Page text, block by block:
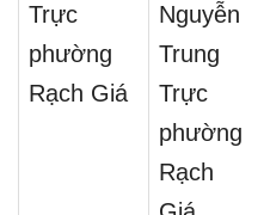
Trực
phường
Rạch Giá
Nguyễn
Trung
Trực
phường
Rạch